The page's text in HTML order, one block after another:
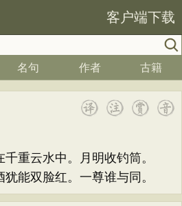
客户端下载
名句 作者 古籍
重云水中。月明收钓筒。
能双脸红。一尊谁与同。